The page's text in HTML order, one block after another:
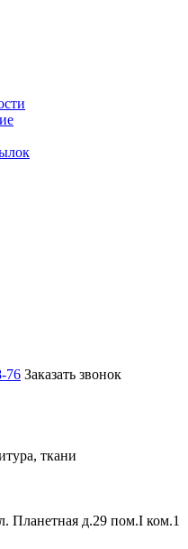
76 Заказать звонок
ткани
Планетная д.29 пом.I ком.1